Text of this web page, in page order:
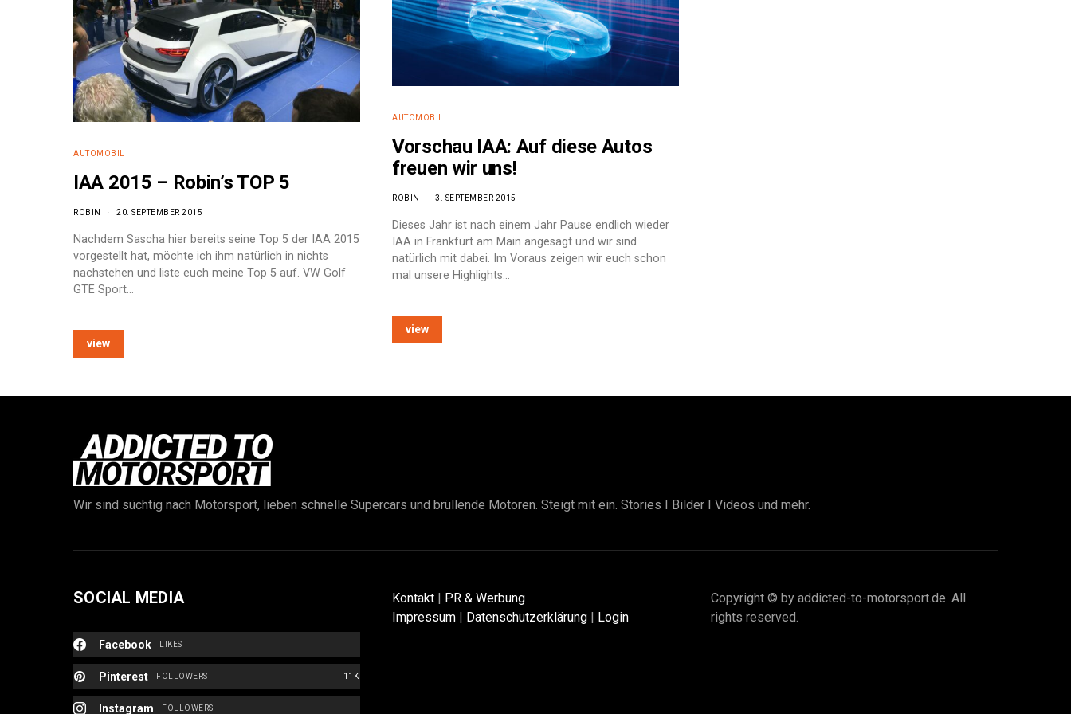
AUTOMOBIL
IAA 2015 – Robin’s TOP 5
ROBIN 20. SEPTEMBER 2015
Nachdem Sascha hier bereits seine Top 5 der IAA 2015
vorgestellt hat, möchte ich ihm natürlich in nichts
nachstehen und liste euch meine Top 5 auf. VW Golf
GTE Sport…
view
AUTOMOBIL
Vorschau IAA: Auf diese Autos
freuen wir uns!
ROBIN 3. SEPTEMBER 2015
Dieses Jahr ist nach einem Jahr Pause endlich wieder
IAA in Frankfurt am Main angesagt und wir sind
natürlich mit dabei. Im Voraus zeigen wir euch schon
mal unsere Highlights…
view
Wir sind süchtig nach Motorsport, lieben schnelle Supercars und brüllende Motoren. Steigt mit ein. Stories I Bilder I Videos und mehr.
SOCIAL MEDIA
Facebook LIKES
Pinterest 11K
FOLLOWERS
Instagram FOLLOWERS
Kontakt | PR & Werbung
Impressum | Datenschutzerklärung | Login
Copyright © by addicted-to-motorsport.de. All
rights reserved.